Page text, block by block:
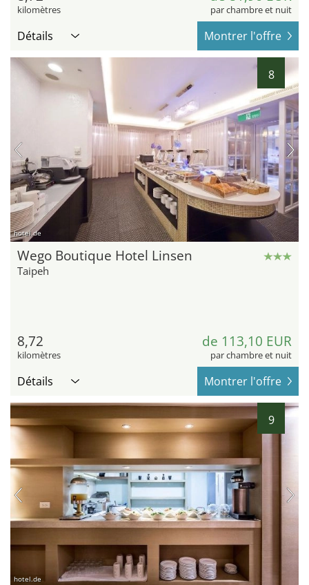
kilomètres par chambre et nuit
Détails Montrer l'offre
8
hotel.de
Wego Boutique Hotel Linsen
Taipeh
8,72
kilomètres
de 113,10 EUR
par chambre et nuit
Détails Montrer l'offre
9
hotel.de